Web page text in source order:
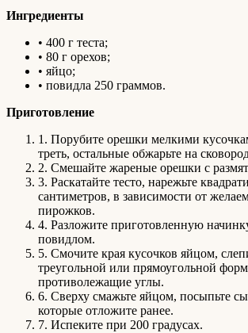
Ингредиенты
• 400 г теста;
• 80 г орехов;
• яйцо;
• повидла 250 граммов.
Приготовление
1. Порубите орешки мелкими
треть, остальные обжарьте на
2. Смешайте жареные орешки с
3. Раскатайте тесто, нарежьте
сантиметров, в зависимости от
пирожков.
4. Разложите приготовленную
повидлом.
5. Смочите края кусочков яйцом,
треугольной или прямоугольной
противолежащие углы.
6. Сверху смажьте яйцом, посыпьте
которые отложите ранее.
7. Испеките при 200 градусах.